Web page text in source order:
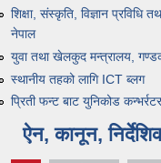
शिक्षा, संस्कृति, विज्ञान प्रविधि
नेपाल
युवा तथा खेलकुद मन्त्रालय,
स्थानीय तहको लागि ICT ब्लग
प्रिती फन्ट बाट युनिकोड कन्भर्रटर
ऐन, कानून,